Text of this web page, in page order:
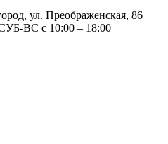
ул. Преображенская, 86
ВС с 10:00 – 18:00